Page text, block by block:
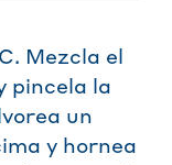
Mezcla el
pincela la
un
y hornea